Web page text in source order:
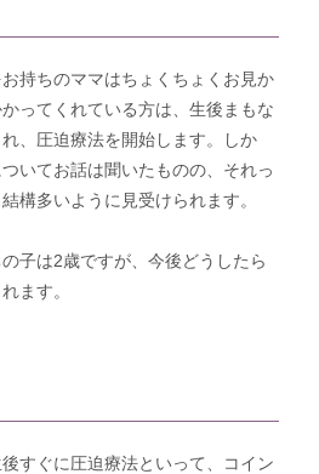
持ちのママはちょくちょくお見か
ってくれている方は、生後まもな
、圧迫療法を開始します。しか
いてお話は聞いたものの、それっ
構多いように見受けられます。
子は2歳ですが、今後どうしたら
ます。
すぐに圧迫療法といって、コイン